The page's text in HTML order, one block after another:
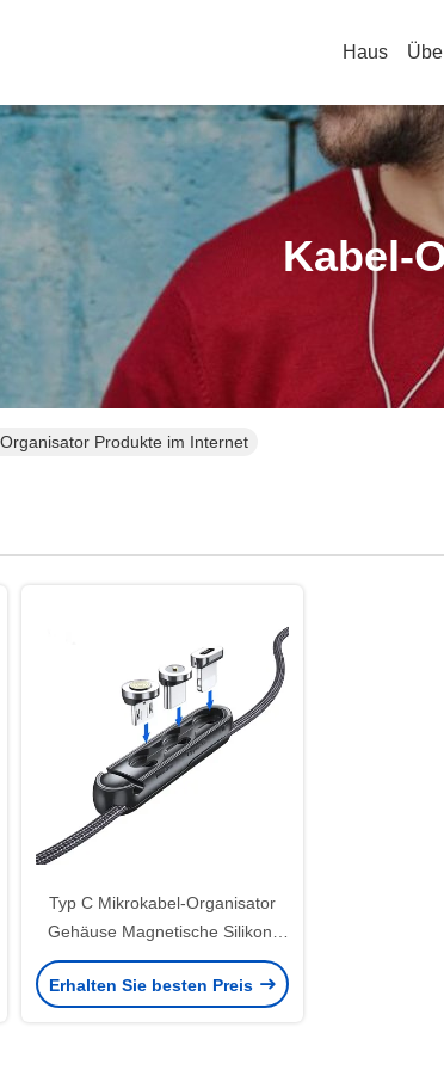
Haus
Kabel-
Produkte im Internet
Typ C Mikrokabel-Organisator
Gehäuse Magnetische Silikon-
Stecker Gehäuse für IOS
Erhalten Sie besten Preis